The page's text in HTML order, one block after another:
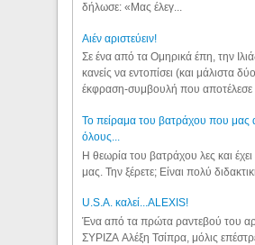
δήλωσε: «Μας έλεγ...
Aιέν αριστεύειν!
Σε ένα από τα Ομηρικά έπη, την
κανείς να εντοπίσει (και μάλιστα
έκφραση-συμβουλή που αποτέλεσε
Το πείραμα του βατράχου που μας
όλους...
Η θεωρία του βατράχου λες και έχει
μας. Την ξέρετε; Είναι πολύ
U.S.A. καλεί...ALEXIS!
Ένα από τα πρώτα ραντεβού του
ΣΥΡΙΖΑ Αλέξη Τσίπρα, μόλις